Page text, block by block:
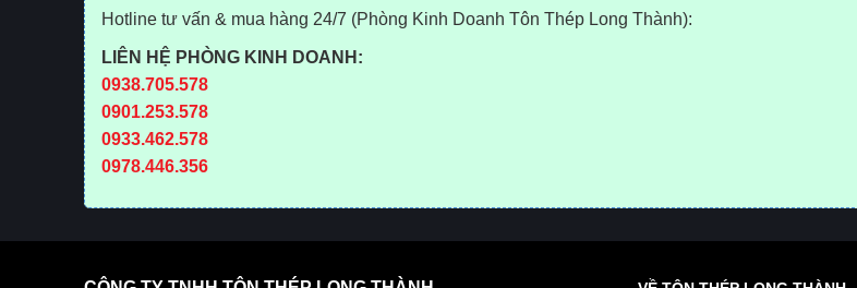
Hotline tư vấn & mua hàng 24/7 (Phòng Kinh Doanh Tôn Thép Long Thành):
LIÊN HỆ PHÒNG KINH DOANH:
0938.705.578
0901.253.578
0933.462.578
0978.446.356